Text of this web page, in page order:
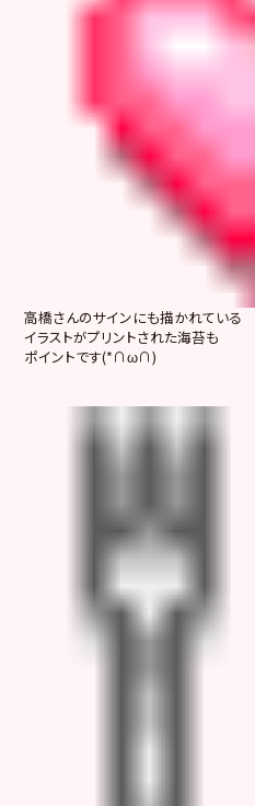
高橋さんのサインにも描かれている
イラストがプリントされた海苔も
ポイントです(*∩ω∩)